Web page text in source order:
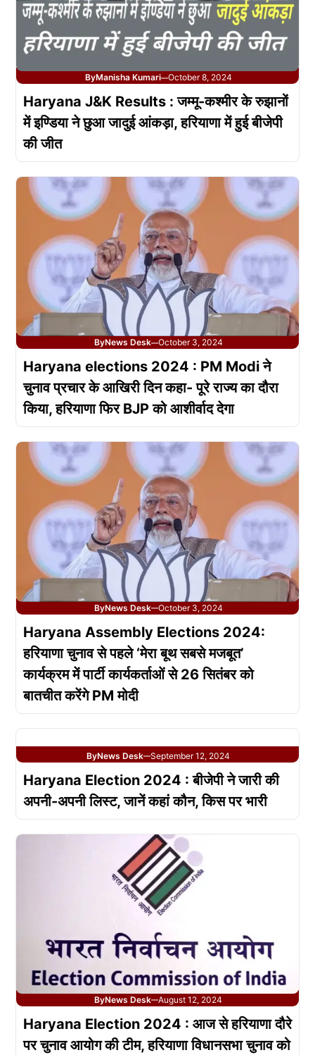
ByManisha Kumari—October 8, 2024
Haryana J&K Results : जम्मू-कश्मीर के रुझानों
में इण्डिया ने छुआ जादुई आंकड़ा, हरियाणा में हुई बीजेपी
की जीत
ByNews Desk—October 3, 2024
Haryana elections 2024 : PM Modi ने
चुनाव प्रचार के आखिरी दिन कहा- पूरे राज्य का दौरा
किया, हरियाणा फिर BJP को आशीर्वाद देगा
ByNews Desk—October 3, 2024
Haryana Assembly Elections 2024:
हरियाणा चुनाव से पहले ‘मेरा बूथ सबसे मजबूत’
कार्यक्रम में पार्टी कार्यकर्ताओं से 26 सितंबर को
बातचीत करेंगे PM मोदी
ByNews Desk—September 12, 2024
Haryana Election 2024 : बीजेपी ने जारी की
अपनी-अपनी लिस्ट, जानें कहां कौन, किस पर भारी
ByNews Desk—August 12, 2024
Haryana Election 2024 : आज से हरियाणा दौरे
पर चुनाव आयोग की टीम, हरियाणा विधानसभा चुनाव को